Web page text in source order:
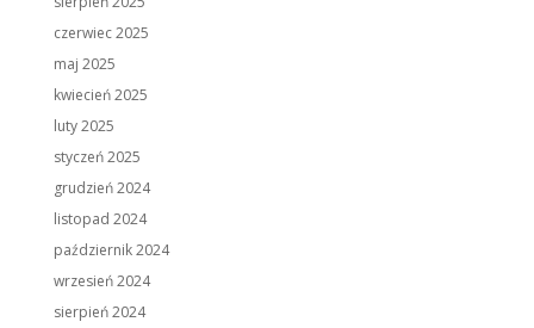
czerwiec 2025
maj 2025
kwiecień 2025
luty 2025
styczeń 2025
grudzień 2024
listopad 2024
październik 2024
wrzesień 2024
sierpień 2024